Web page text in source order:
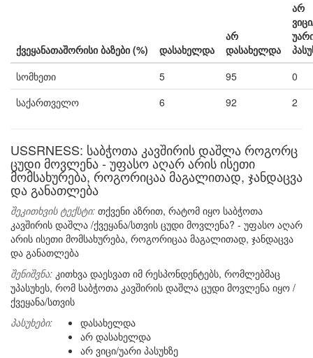
ქვეყანათაშორისი ბაზები (%) დასახელდა
არ
დასახელდა
არ
სომხეთი
5 95
0
საქართველო
6 92 2
USSRNESS: საბჭოთა კავშირის დაშლა როგორც
ცუდი მოვლენა - უფასო აღარ არის ისეთი
მომსახურება, როგორიცაა მაგალითად, ჯანდაცვა
და განათლება
შეკითხვის ტექსტი: თქვენი აზრით, რატომ იყო საბჭოთა
კავშირის დაშლა /ქვეყანა/სთვის ცუდი მოვლენა? - უფასო აღარ
არის ისეთი მომსახურება, როგორიცაა მაგალითად, ჯანდაცვა
და განათლება
შენიშვნა: კითხვა დაესვათ იმ რესპონდენტებს, რომლებმაც
უპასუხეს, რომ საბჭოთა კავშირის დაშლა ცუდი მოვლენა იყო /
ქვეყანა/სთვის
პასუხები:
დასახელდა
არ დასახელდა
არ ვიცი/უარი პასუხზე